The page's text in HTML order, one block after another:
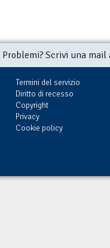
Problemi? Scrivi una
Termini del servizio
Diritto di recesso
Copyright
Privacy
Cookie policy